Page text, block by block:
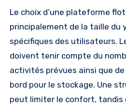
Le choix d’une plateforme
principalement de la taille du
spécifiques des utilisateurs.
doivent tenir compte du
activités prévues ainsi que de
bord pour le stockage. Une
peut limiter le confort, tandis